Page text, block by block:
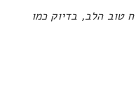
טוב הלב, בדיוק כמו